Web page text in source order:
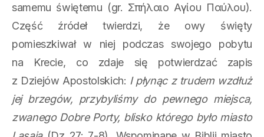
samemu świętemu (gr. Σπήλαιο Αγίου Παύλου).
Część źródeł twierdzi, że owy święty
pomieszkiwał w niej podczas swojego pobytu
na Krecie, co zdaje się potwierdzać zapis
z Dziejów Apostolskich: I płynąc z trudem wzdłuż
jej brzegów, przybyliśmy do pewnego miejsca,
zwanego Dobre Porty, blisko którego było miasto